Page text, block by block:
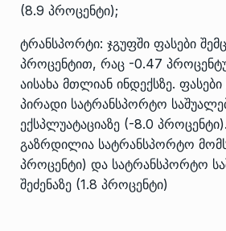
(8.9 პროცენტი);
ტრანსპორტი: ჯგუფში ფასები
პროცენტით, რაც -0.47
აისახა მთლიან ინდექსზე.
პირადი სატრანსპორტო
ექსპლუატაციაზე (-8.0
გაზრდილია სატრანსპორტო
პროცენტი) და სატრანსპორტო
შეძენაზე (1.8 პროცენტი)